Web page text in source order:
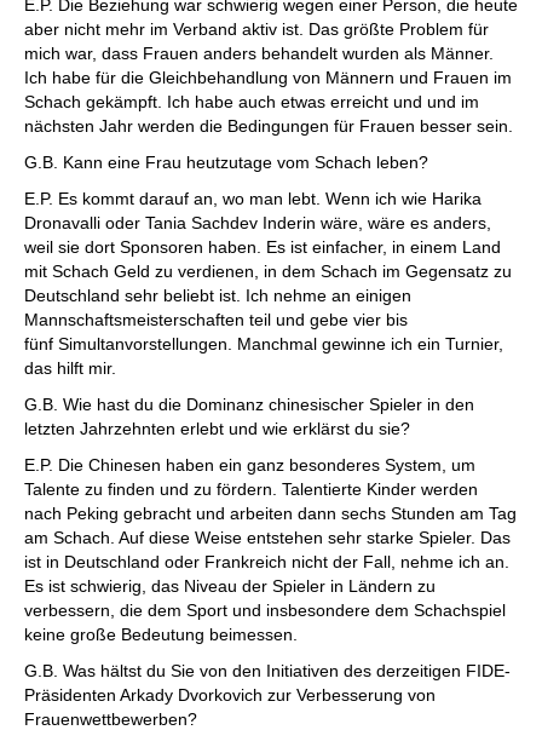
E.P. Die Beziehung war schwierig wegen einer Person, die heute
aber nicht mehr im Verband aktiv ist. Das größte Problem für
mich war, dass Frauen anders behandelt wurden als Männer.
Ich habe für die Gleichbehandlung von Männern und Frauen im
Schach gekämpft. Ich habe auch etwas erreicht und und im
nächsten Jahr werden die Bedingungen für Frauen besser sein.
G.B. Kann eine Frau heutzutage vom Schach leben?
E.P. Es kommt darauf an, wo man lebt. Wenn ich wie Harika
Dronavalli oder Tania Sachdev Inderin wäre, wäre es anders,
weil sie dort Sponsoren haben. Es ist einfacher, in einem Land
mit Schach Geld zu verdienen, in dem Schach im Gegensatz zu
Deutschland sehr beliebt ist. Ich nehme an einigen
Mannschaftsmeisterschaften teil und gebe vier bis
fünf Simultanvorstellungen. Manchmal gewinne ich ein Turnier,
das hilft mir.
G.B. Wie hast du die Dominanz chinesischer Spieler in den
letzten Jahrzehnten erlebt und wie erklärst du sie?
E.P. Die Chinesen haben ein ganz besonderes System, um
Talente zu finden und zu fördern. Talentierte Kinder werden
nach Peking gebracht und arbeiten dann sechs Stunden am Tag
am Schach. Auf diese Weise entstehen sehr starke Spieler. Das
ist in Deutschland oder Frankreich nicht der Fall, nehme ich an.
Es ist schwierig, das Niveau der Spieler in Ländern zu
verbessern, die dem Sport und insbesondere dem Schachspiel
keine große Bedeutung beimessen.
G.B. Was hältst du Sie von den Initiativen des derzeitigen FIDE-
Präsidenten Arkady Dvorkovich zur Verbesserung von
Frauenwettbewerben?